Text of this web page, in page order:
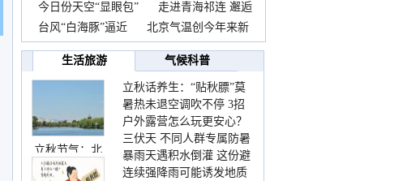
前
今日份天空“显眼包”
走进青海祁连 邂逅
一
台风“白海豚”逼近
北京气温创今年来新
高
生活旅游
气候科普
立秋节气：北
立秋话养生：“贴秋膘”莫
着急 先清暑再防燥
暑热未退空调吹不停 3招
护住肩颈不酸痛
户外露营怎么玩更安心？
这份攻略请收好
三伏天 不同人群专属防暑
要点请收好
暴雨天遇积水倒灌 这份避
险提示请收好
连续强降雨可能诱发地质